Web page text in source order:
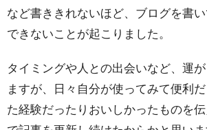
など書ききれないほど、ブログを書
できないことが起こりました。
タイミングや人との出会いなど、運
ますが、日々自分が使ってみて便利
た経験だったりおいしかったものを